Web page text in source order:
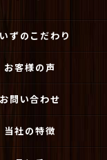
ずのこだわり
お客様の声
お問い合わせ
当社の特徴